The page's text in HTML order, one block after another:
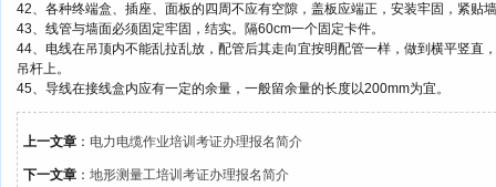
42、各种终端盒、插座、面板的四周不应有空隙，盖板应端正，安装牢固，紧贴
43、线管与墙面必须固定牢固，结实。隔60cm一个固定卡件。
44、电线在吊顶内不能乱拉乱放，配管后其走向宜按明配管一样，做到横平竖
吊杆上。
45、导线在接线盒内应有一定的余量，一般留余量的长度以200mm为宜。
上一文章 ： 电力电缆作业培训考证办理报名简介
下一文章 ： 地形测量工培训考证办理报名简介